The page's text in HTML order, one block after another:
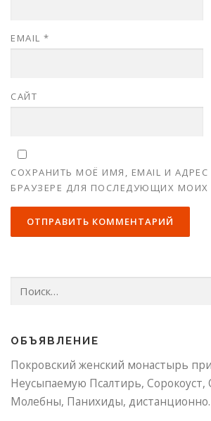
EMAIL *
САЙТ
СОХРАНИТЬ МОЁ ИМЯ, EMAIL И
БРАУЗЕРЕ ДЛЯ ПОСЛЕДУЮЩИХ МОИХ
Найти:
ОБЪЯВЛЕНИЕ
Покровский женский монастырь
Неусыпаемую Псалтирь, Сорокоуст,
Молебны, Панихиды, дистанционно.